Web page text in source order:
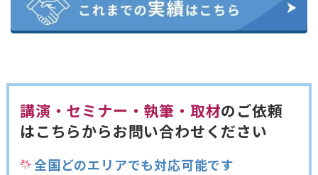
講演・セミナー・執筆・取材のご依頼
はこちらからお問い合わせください
全国どのエリアでも対応可能です